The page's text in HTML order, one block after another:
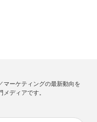
マーケティングの最新動向を
ディアです。